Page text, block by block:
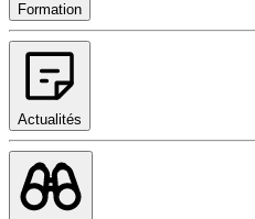
Formation
Actualités